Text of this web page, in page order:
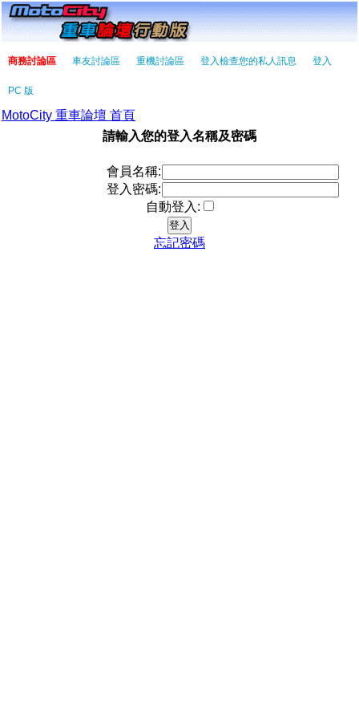
商務討論區 車友討論區 重機討論區 登入檢查您的私人訊息 登入
PC 版
MotoCity 重車論壇 首頁
請輸入您的登入名稱及密碼
會員名稱:
登入密碼:
自動登入:
忘記密碼